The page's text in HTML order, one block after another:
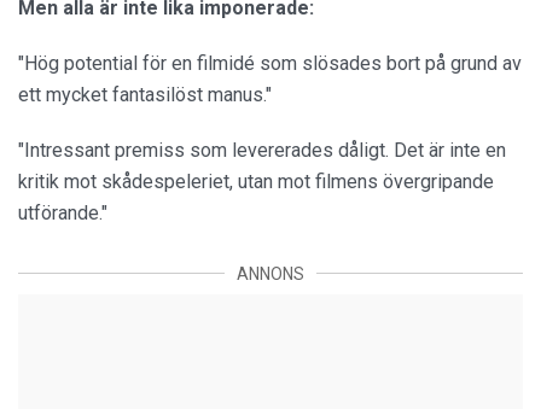
Men alla är inte lika imponerade:
"Hög potential för en filmidé som slösades bort på grund av
ett mycket fantasilöst manus."
"Intressant premiss som levererades dåligt. Det är inte en
kritik mot skådespeleriet, utan mot filmens övergripande
utförande."
ANNONS